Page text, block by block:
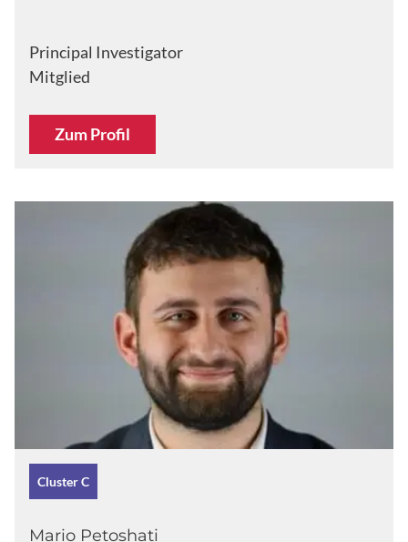
Principal Investigator
Mitglied
Zum Profil
Cluster C
Mario Petoshati